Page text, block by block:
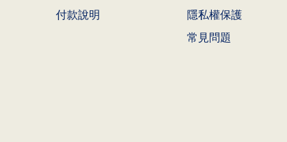
付款說明
隱私權保護
常見問題